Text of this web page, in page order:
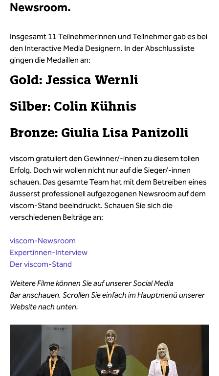
Newsroom.
Insgesamt 11 Teilnehmerinnen und Teilnehmer gab es bei
den Interactive Media Designern. In der Abschlussliste
gingen die Medaillen an:
Gold: Jessica Wernli
Silber: Colin Kühnis
Bronze: Giulia Lisa Panizolli
viscom gratuliert den Gewinner/-innen zu diesem tollen
Erfolg. Doch wir wollen nicht nur auf die Sieger/-innen
schauen. Das gesamte Team hat mit dem Betreiben eines
äusserst professionell aufgezogenen Newsroom auf dem
viscom-Stand beeindruckt. Schauen Sie sich die
verschiedenen Beiträge an:
viscom-Newsroom
Expertinnen-Interview
Der viscom-Stand
Weitere Filme können Sie auf unserer Social Media
Bar anschauen. Scrollen Sie einfach im Hauptmenü unserer
Website nach unten.